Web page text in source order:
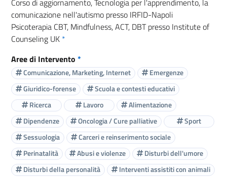
Corso di aggiornamento, Tecnologia per l'apprendimento, la
comunicazione nell'autismo presso IRFID-Napoli
Psicoterapia CBT, Mindfulness, ACT, DBT presso Institute of
Counseling UK *
Aree di Intervento *
Comunicazione, Marketing, Internet
Emergenze
Giuridico-forense
Scuola e contesti educativi
Ricerca
Lavoro
Alimentazione
Dipendenze
Oncologia / Cure palliative
Sport
Sessuologia
Carceri e reinserimento sociale
Perinatalità
Abusi e violenze
Disturbi dell'umore
Disturbi della personalità
Interventi assistiti con animali